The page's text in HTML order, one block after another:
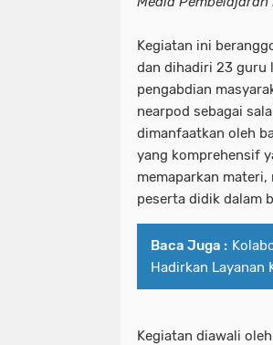
Kegiatan ini
dan dihadiri 23 guru
pengabdian
nearpod sebagai
dimanfaatkan oleh
yang komprehensif
memaparkan
peserta didik dalam
Baca Juga :
Hadirkan Layanan
Kegiatan diawali